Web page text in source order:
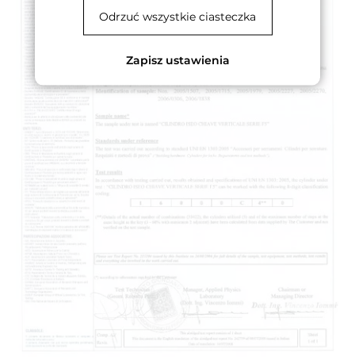
Odrzuć wszystkie ciasteczka
Zapisz ustawienia